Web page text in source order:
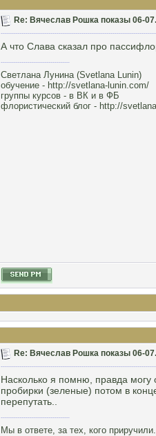
Re: Вячеслав Рошка показы 06-
А что Слава сказал про
Светлана Лунина (Svetlana Lunin)
обучение - http://svetlana-lunin.com/
группы курсов - в ВК и в ФБ
флористический блог - http://
Re: Вячеслав Рошка показы 06-
Насколько я помню, правда могу
пробирки (зеленые) потом в
перепутать..
Мы в ответе, за тех, кого приручили.